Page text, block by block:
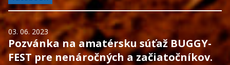
03. 06. 2023
Pozvánka na amatérsku súťaž BUGGY-
FEST pre nenáročných a začiatočníkov.